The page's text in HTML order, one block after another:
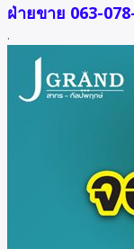
ฝ่ายขาย 063-
.